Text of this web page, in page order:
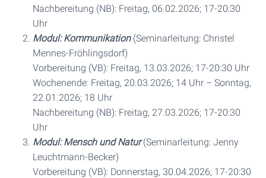
Nachbereitung (NB): Freitag, 06.02.2026; 17-20:30
Uhr
Modul: Kommunikation(Seminarleitung: Christel
Mennes-Fröhlingsdorf)
Vorbereitung (VB): Freitag, 13.03.2026; 17-20:30 Uhr
Wochenende: Freitag, 20.03.2026; 14 Uhr – Sonntag,
22.01.2026; 18 Uhr
Nachbereitung (NB): Freitag, 27.03.2026; 17-20:30
Uhr
Modul: Mensch und Natur(Seminarleitung: Jenny
Leuchtmann-Becker)
Vorbereitung (VB): Donnerstag, 30.04.2026; 17-20:30